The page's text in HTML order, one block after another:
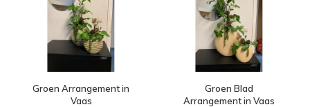
Groen Arrangement in
Vaas
Groen Blad
Arrangement in Vaas